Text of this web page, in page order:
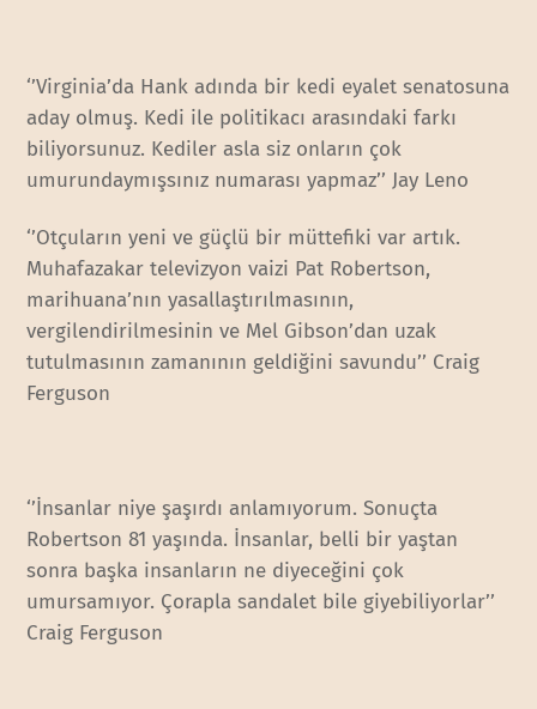
‘’Virginia’da Hank adında bir kedi eyalet senatosuna
aday olmuş. Kedi ile politikacı arasındaki farkı
biliyorsunuz. Kediler asla siz onların çok
umurundaymışsınız numarası yapmaz’’ Jay Leno
‘’Otçuların yeni ve güçlü bir müttefiki var artık.
Muhafazakar televizyon vaizi Pat Robertson,
marihuana’nın yasallaştırılmasının,
vergilendirilmesinin ve Mel Gibson’dan uzak
tutulmasının zamanının geldiğini savundu’’ Craig
Ferguson
‘’İnsanlar niye şaşırdı anlamıyorum. Sonuçta
Robertson 81 yaşında. İnsanlar, belli bir yaştan
sonra başka insanların ne diyeceğini çok
umursamıyor. Çorapla sandalet bile giyebiliyorlar’’
Craig Ferguson